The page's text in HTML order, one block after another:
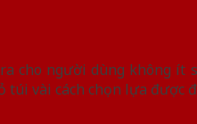
cho người dùng không ít
vài cách chọn lựa được